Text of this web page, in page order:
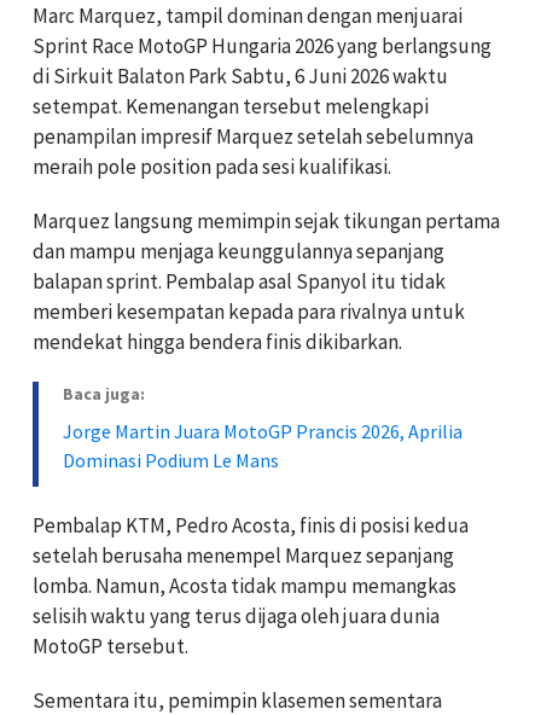
Marc Marquez, tampil dominan dengan menjuarai
Sprint Race MotoGP Hungaria 2026 yang berlangsung
di Sirkuit Balaton Park Sabtu, 6 Juni 2026 waktu
setempat. Kemenangan tersebut melengkapi
penampilan impresif Marquez setelah sebelumnya
meraih pole position pada sesi kualifikasi.
Marquez langsung memimpin sejak tikungan pertama
dan mampu menjaga keunggulannya sepanjang
balapan sprint. Pembalap asal Spanyol itu tidak
memberi kesempatan kepada para rivalnya untuk
mendekat hingga bendera finis dikibarkan.
Baca juga:
Jorge Martin Juara MotoGP Prancis 2026, Aprilia
Dominasi Podium Le Mans
Pembalap KTM, Pedro Acosta, finis di posisi kedua
setelah berusaha menempel Marquez sepanjang
lomba. Namun, Acosta tidak mampu memangkas
selisih waktu yang terus dijaga oleh juara dunia
MotoGP tersebut.
Sementara itu, pemimpin klasemen sementara